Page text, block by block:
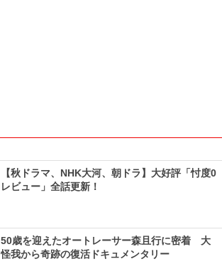
【秋ドラマ、NHK大河、朝ドラ】大好評「忖度0
レビュー」全話更新！
50歳を迎えたオートレーサー森且行に密着 大
怪我から奇跡の復活ドキュメンタリー